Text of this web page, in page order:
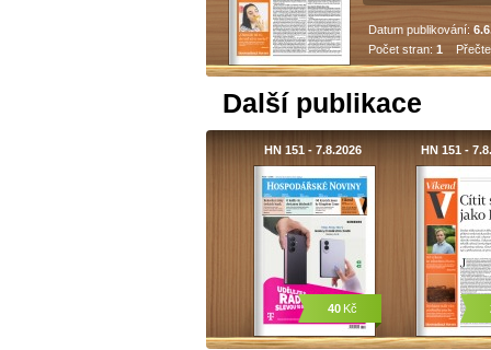
Datum publikování:
Počet stran: 1
Další publikace
HN 151 - 7.8.2026
40 Kč
HN 151 -